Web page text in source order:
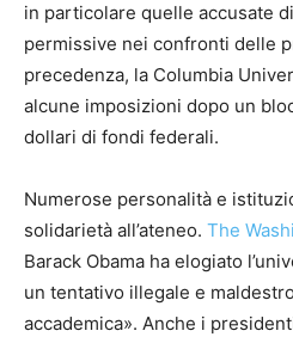
in particolare quelle accusate
permissive nei confronti delle
precedenza, la Columbia
alcune imposizioni dopo un
dollari di fondi federali.
Numerose personalità e
solidarietà all’ateneo. The
Barack Obama ha elogiato
un tentativo illegale e
accademica». Anche i